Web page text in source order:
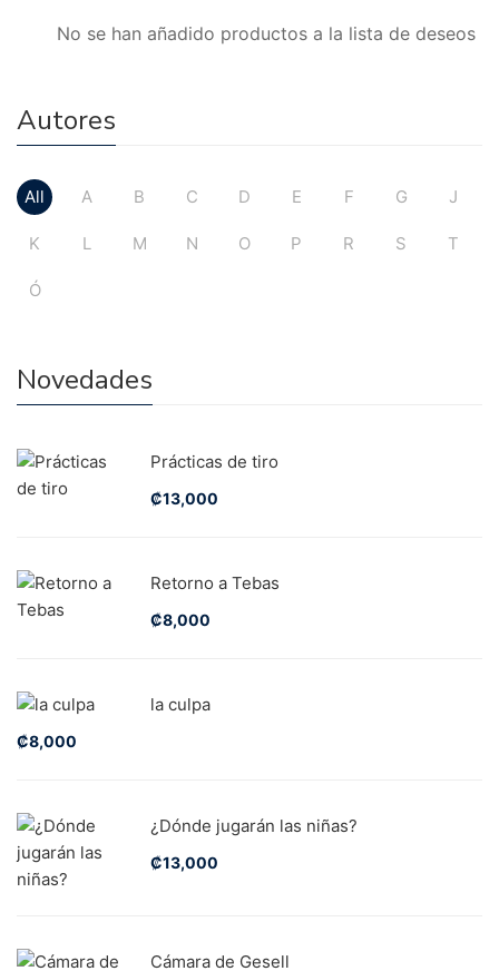
No se han añadido productos a la lista de deseos
Autores
All A B C D E F G J
K L M N O P R S T
Ó
Novedades
Prácticas de tiro
₡13,000
Retorno a Tebas
₡8,000
la culpa
₡8,000
¿Dónde jugarán las niñas?
₡13,000
Cámara de Gesell